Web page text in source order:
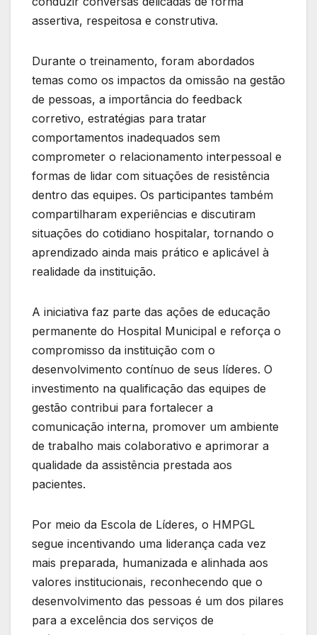
assertiva, respeitosa e construtiva.
Durante o treinamento, foram abordados
temas como os impactos da omissão na gestão
de pessoas, a importância do feedback
corretivo, estratégias para tratar
comportamentos inadequados sem
comprometer o relacionamento interpessoal e
formas de lidar com situações de resistência
dentro das equipes. Os participantes também
compartilharam experiências e discutiram
situações do cotidiano hospitalar, tornando o
aprendizado ainda mais prático e aplicável à
realidade da instituição.
A iniciativa faz parte das ações de educação
permanente do Hospital Municipal e reforça o
compromisso da instituição com o
desenvolvimento contínuo de seus líderes. O
investimento na qualificação das equipes de
gestão contribui para fortalecer a
comunicação interna, promover um ambiente
de trabalho mais colaborativo e aprimorar a
qualidade da assistência prestada aos
pacientes.
Por meio da Escola de Líderes, o HMPGL
segue incentivando uma liderança cada vez
mais preparada, humanizada e alinhada aos
valores institucionais, reconhecendo que o
desenvolvimento das pessoas é um dos pilares
para a excelência dos serviços de